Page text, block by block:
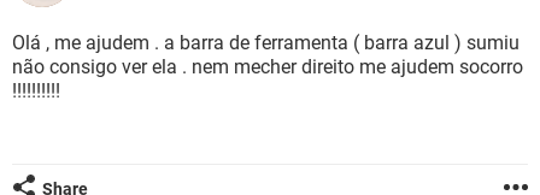
GUIA DE COMPRAS
INSTAGRAM
GUIA DE COMPRAS
CELULAR
OUTLOOK EXCEL
INSTAGRAM
JOGOS WHATSAPP
CELULAR FACEBOOK
Olá , me ajudem . a barra de ferramenta ( barra azul ) sumiu
não consigo ver ela . nem mecher direito me ajudem socorro
!!!!!!!!!!
Share